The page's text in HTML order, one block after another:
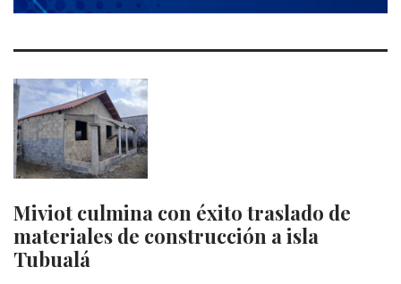
Miviot culmina con éxito traslado de
materiales de construcción a isla
Tubualá